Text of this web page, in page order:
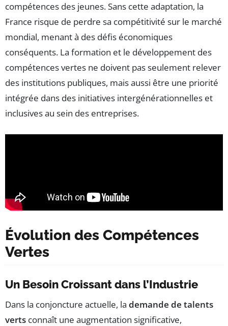
compétences des jeunes. Sans cette adaptation, la
France risque de perdre sa compétitivité sur le marché
mondial, menant à des défis économiques
conséquents. La formation et le développement des
compétences vertes ne doivent pas seulement relever
des institutions publiques, mais aussi être une priorité
intégrée dans des initiatives intergénérationnelles et
inclusives au sein des entreprises.
Évolution des Compétences
Vertes
Un Besoin Croissant dans l’Industrie
Dans la conjoncture actuelle, la demande de talents
verts connaît une augmentation significative,